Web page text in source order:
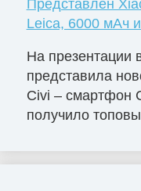
Представлен
Leica, 6000 мАч
На презентации
представила
Civi – смартфон
получило